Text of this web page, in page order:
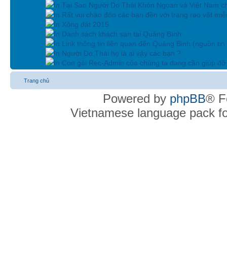
In Tại Sao Người Do Thái Khôn Ngoan và Việt Nam
In Rất vui chào đón các bạn đền với trang rao vặt
In Xông đất 2015
In Danh sách khách sạn tại Quảng Bình
In Link thông tin liên quan đến Quảng Binh (nguồn tin
In Người Do Thái họ là ai vậy các bạn ?
In Con gái Rec-Admin của chúng ta đang cần giúp
Trang chủ
Powered by phpBB®
Vietnamese language pack